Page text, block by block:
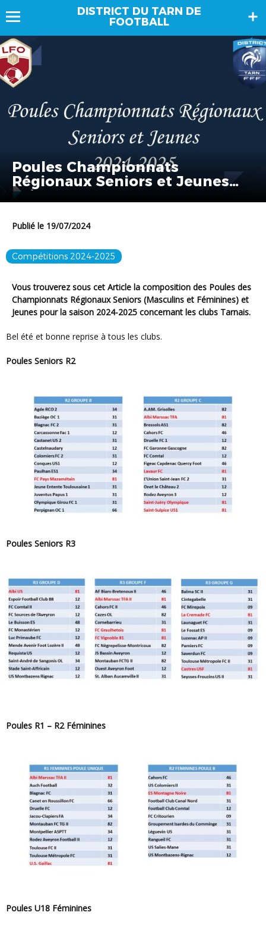
DISTRICT DU TARN DE
FOOTBALL
Poules Championnats
Régionaux Seniors et Jeunes
Saison 2024-2025
Publié le 19/07/2024
Compétitions 2024-2025
Vous trouverez sous cet Article la composition des Poules des
Championnats Régionaux Seniors (Masculins et Féminines) et
Jeunes pour la saison 2024-2025 concernant les clubs Tarnais.
Bel été et bonne reprise à tous les clubs.
Poules Seniors R2
Poules Seniors R3
Poules R1 – R2 Féminines
Poules U18 Féminines